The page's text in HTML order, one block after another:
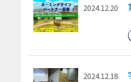
2024.12.20
2024.12.18